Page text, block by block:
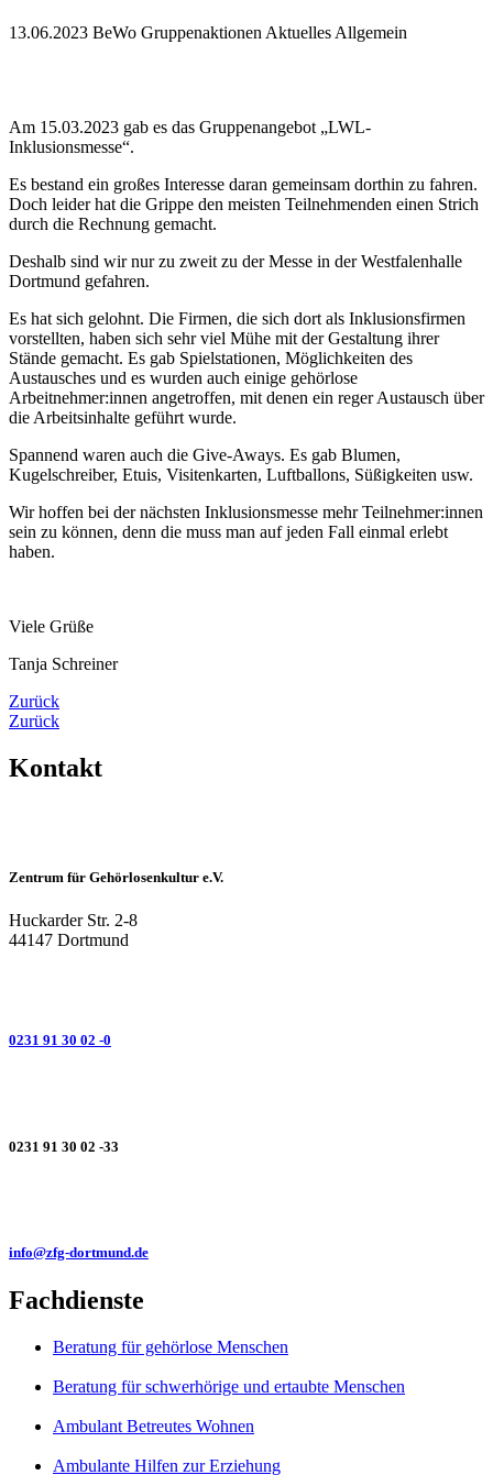
13.06.2023 BeWo Gruppenaktionen Aktuelles Allgemein
Am 15.03.2023 gab es das Gruppenangebot „LWL-
Inklusionsmesse“.
Es bestand ein großes Interesse daran gemeinsam dorthin zu fahren.
Doch leider hat die Grippe den meisten Teilnehmenden einen Strich
durch die Rechnung gemacht.
Deshalb sind wir nur zu zweit zu der Messe in der Westfalenhalle
Dortmund gefahren.
Es hat sich gelohnt. Die Firmen, die sich dort als Inklusionsfirmen
vorstellten, haben sich sehr viel Mühe mit der Gestaltung ihrer
Stände gemacht. Es gab Spielstationen, Möglichkeiten des
Austausches und es wurden auch einige gehörlose
Arbeitnehmer:innen angetroffen, mit denen ein reger Austausch über
die Arbeitsinhalte geführt wurde.
Spannend waren auch die Give-Aways. Es gab Blumen,
Kugelschreiber, Etuis, Visitenkarten, Luftballons, Süßigkeiten usw.
Wir hoffen bei der nächsten Inklusionsmesse mehr Teilnehmer:innen
sein zu können, denn die muss man auf jeden Fall einmal erlebt
haben.
Viele Grüße
Tanja Schreiner
Zurück
Zurück
Kontakt
Zentrum für Gehörlosenkultur e.V.
Huckarder Str. 2-8
44147 Dortmund
0231 91 30 02 -0
0231 91 30 02 -33
info@zfg-dortmund.de
Fachdienste
Beratung für gehörlose Menschen
Beratung für schwerhörige und ertaubte Menschen
Ambulant Betreutes Wohnen
Ambulante Hilfen zur Erziehung